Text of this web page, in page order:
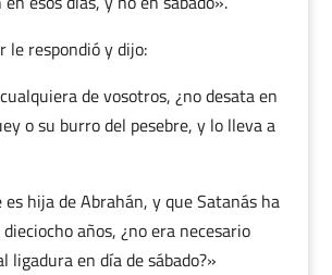
le respondió y dijo:
de vosotros, ¿no desata en
o su burro del pesebre, y lo lleva a
es hija de Abrahán, y que Satanás ha
años, ¿no era necesario
ligadura en día de sábado?»